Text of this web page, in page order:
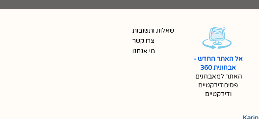
שאלות ותשובות
צרו קשר
מי אנחנו
אל האתר החדש -
אבחונית 360
האתר למאבחנים
פסיכודידקטיים
ודידקטיים